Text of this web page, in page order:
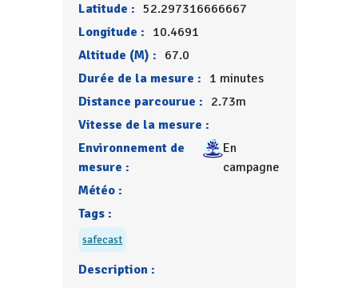
Latitude : 52.297316666667
Longitude : 10.4691
Altitude (M) : 67.0
Durée de la mesure : 1 minutes
Distance parcourue : 2.73m
Vitesse de la mesure :
Environnement de
mesure :
En
campagne
Météo :
Tags :
safecast
Description :